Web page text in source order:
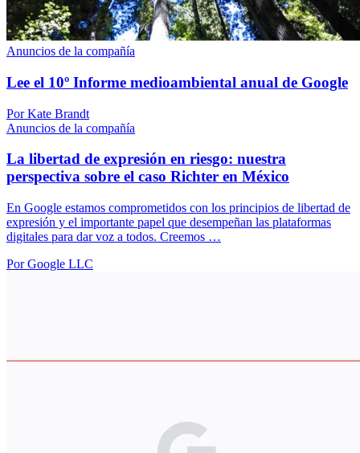
Anuncios de la compañía
Lee el 10º Informe medioambiental anual de Google
Por Kate Brandt
Anuncios de la compañía
La libertad de expresión en riesgo: nuestra
perspectiva sobre el caso Richter en México
En Google estamos comprometidos con los principios de libertad de
expresión y el importante papel que desempeñan las plataformas
digitales para dar voz a todos. Creemos …
Por Google LLC